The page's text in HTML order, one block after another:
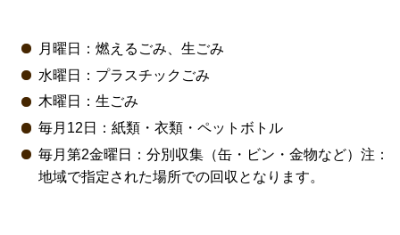
月曜日：燃えるごみ、生ごみ
水曜日：プラスチックごみ
木曜日：生ごみ
毎月12日：紙類・衣類・ペットボトル
毎月第2金曜日：分別収集（缶・ビン・金物など）注：
地域で指定された場所での回収となります。